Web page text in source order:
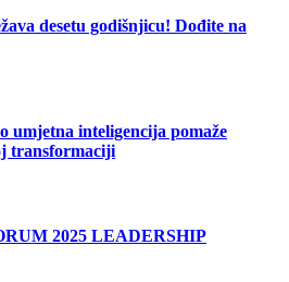
desetu godišnjicu! Dođite na
inteligencija pomaže
transformaciji
2025 LEADERSHIP